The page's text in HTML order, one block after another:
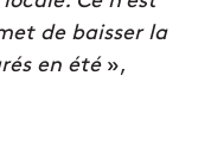
de baisser la
en été»,